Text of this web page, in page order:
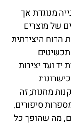
מנוגדת אך
של מוצרים
הרוח היצירתית
ועד יצירות
מתנות; זה
סיפורים,
מה שהופך כל